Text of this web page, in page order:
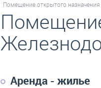
Помещение открытого
Аренда - жилье